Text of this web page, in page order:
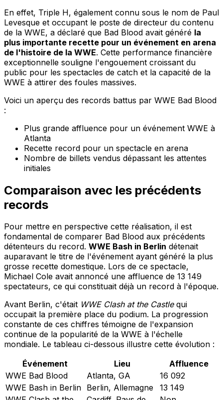
En effet, Triple H, également connu sous le nom de Paul
Levesque et occupant le poste de directeur du contenu
de la WWE, a déclaré que Bad Blood avait généré la
plus importante recette pour un événement en arena
de l'histoire de la WWE. Cette performance financière
exceptionnelle souligne l'engouement croissant du
public pour les spectacles de catch et la capacité de la
WWE à attirer des foules massives.
Voici un aperçu des records battus par WWE Bad Blood
:
Plus grande affluence pour un événement WWE à
Atlanta
Recette record pour un spectacle en arena
Nombre de billets vendus dépassant les attentes
initiales
Comparaison avec les précédents
records
Pour mettre en perspective cette réalisation, il est
fondamental de comparer Bad Blood aux précédents
détenteurs du record. WWE Bash in Berlin détenait
auparavant le titre de l'événement ayant généré la plus
grosse recette domestique. Lors de ce spectacle,
Michael Cole avait annoncé une affluence de 13 149
spectateurs, ce qui constituait déjà un record à l'époque.
Avant Berlin, c'était WWE Clash at the Castlequi
occupait la première place du podium. La progression
constante de ces chiffres témoigne de l'expansion
continue de la popularité de la WWE à l'échelle
mondiale. Le tableau ci-dessous illustre cette évolution :
Événement
Lieu
Affluence
WWE Bad Blood
Atlanta, GA
16 092
WWE Bash in Berlin Berlin, Allemagne
13 149